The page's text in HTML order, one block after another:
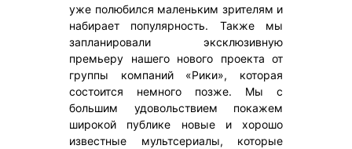
уже полюбился маленьким зрителям и
набирает популярность. Также мы
запланировали эксклюзивную
премьеру нашего нового проекта от
группы компаний «Рики», которая
состоится немного позже. Мы с
большим удовольствием покажем
широкой публике новые и хорошо
известные мультсериалы, которые